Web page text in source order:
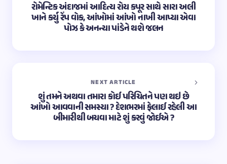
રોમેન્ટિક અંદાજમાં આદિત્ય રોય કપૂર સાથે સારા અલી
ખાને કર્યુ રેંપ વોક, આંખોમાં આંખો નાખી આપ્યા એવા
પોઝ કે અનન્યા પાંડેને થશે જલન
NEXT ARTICLE
શું તમને અથવા તમારા કોઈ પરિચિતને પણ થઇ છે
આંખો આવવાની સમસ્યા ? દેશભરમાં ફેલાઈ રહેલી આ
બીમારીથી બચવા માટે શું કરવું જોઈએ ?